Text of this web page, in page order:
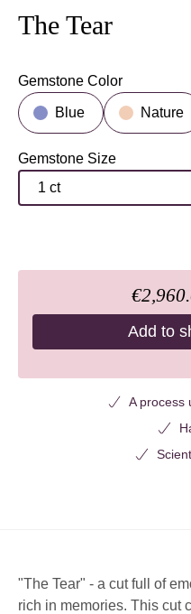
The Tear
Select
Gemstone Color
Blue Nature
Select
Gemstone Size
Add to
A process
"The Tear" - a cut full of
rich in memories. This cut